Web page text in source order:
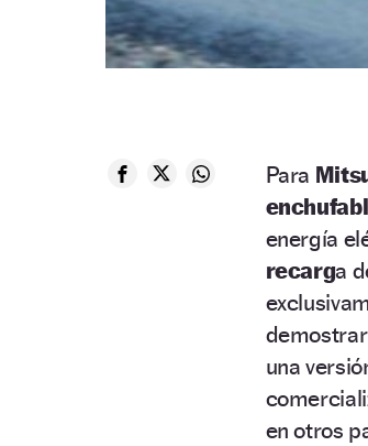
Para
energía
recarga
una
en otros